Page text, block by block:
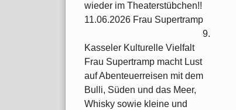
wieder im Theaterstübchen!!
11.06.2026 Frau Supertramp
9.
Kasseler Kulturelle Vielfalt
Frau Supertramp macht Lust
auf Abenteuerreisen mit dem
Bulli, Süden und das Meer,
Whisky sowie kleine und